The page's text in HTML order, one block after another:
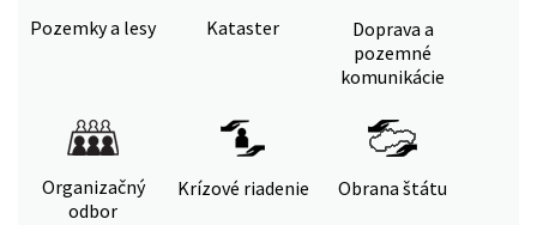
Pozemky a lesy Kataster
Doprava a
pozemné
komunikácie
Organizačný
odbor
Krízové riadenie Obrana štátu